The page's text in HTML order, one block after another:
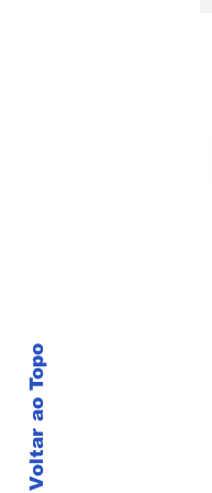
Voltar ao Topo